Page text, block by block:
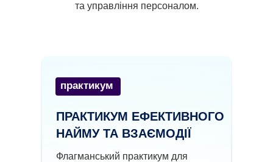
та управління персоналом.
ПРАКТИКУМ ЕФЕКТИВНОГО
НАЙМУ ТА ВЗАЄМОДІЇ
Флагманський практикум для
практикум